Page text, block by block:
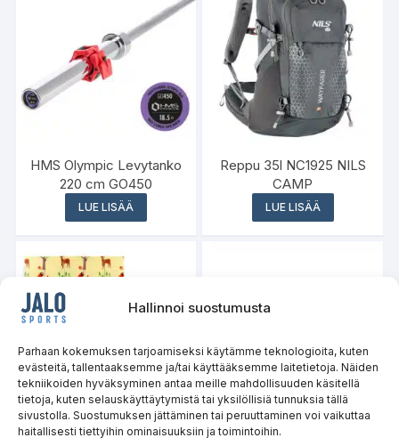
Hallinnoi suostumusta
Parhaan kokemuksen tarjoamiseksi käytämme teknologioita, kuten
evästeitä, tallentaaksemme ja/tai käyttääksemme laitetietoja. Näiden
tekniikoiden hyväksyminen antaa meille mahdollisuuden käsitellä
tietoja, kuten selauskäyttäytymistä tai yksilöllisiä tunnuksia tällä
sivustolla. Suostumuksen jättäminen tai peruuttaminen voi vaikuttaa
haitallisesti tiettyihin ominaisuuksiin ja toimintoihin.
HMS Olympic Levytanko
220 cm GO450
LUE LISÄÄ
Reppu 35l NC1925 NILS
CAMP
LUE LISÄÄ